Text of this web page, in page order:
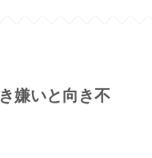
嫌いと向き不